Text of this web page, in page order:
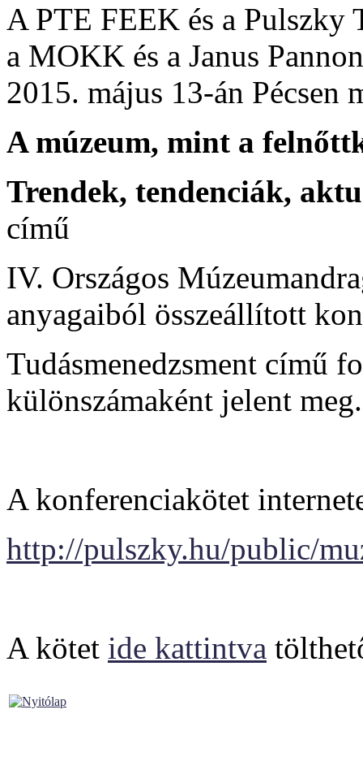
A PTE FEEK és a Pulszky
a MOKK és a Janus
2015. május 13-án Pécsen
A múzeum, mint a
Trendek, tendenciák,
című
IV. Országos
anyagaiból összeállított
Tudásmenedzsment című
különszámaként jelent meg.
A konferenciakötet
http://pulszky.hu/public/
A kötet ide kattintva